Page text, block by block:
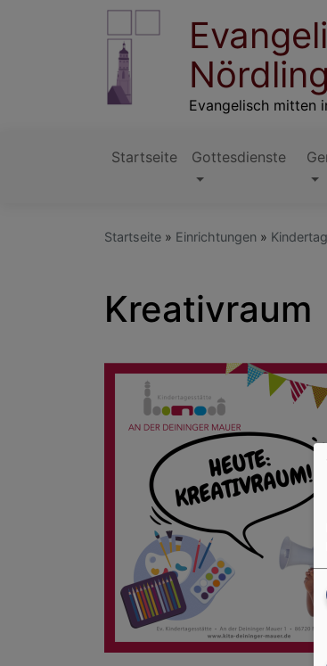
Evangelisch mitten
Hauptnavigation
Startseite Gottesdienste
Startseite Einrichtungen
Kreativraum